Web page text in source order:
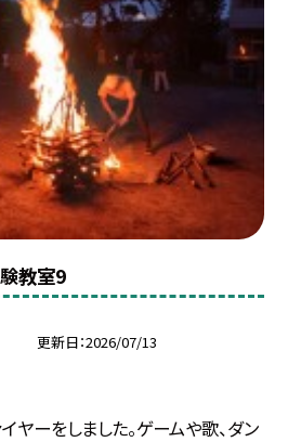
教室9
更新日 2026/07/13
ヤーをしました。ゲームや歌、ダン